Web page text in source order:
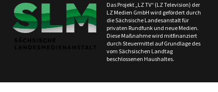
Das Projekt „LZ TV“ (LZ Television) der
LZ Medien GmbH wird gefördert durch
die Sächsische Landesanstalt für
privaten Rundfunk und neue Medien.
Diese Maßnahme wird mitfinanziert
durch Steuermittel auf Grundlage des
vom Sächsischen Landtag
beschlossenen Haushaltes.